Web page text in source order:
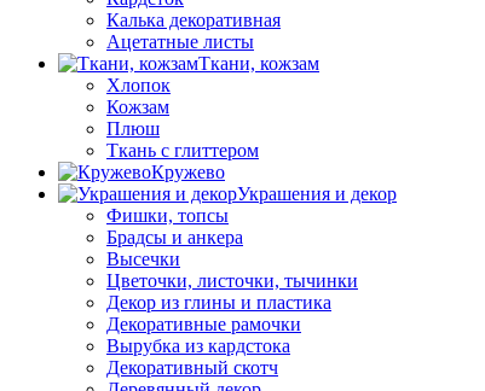
Калька декоративная
Ацетатные листы
Ткани, кожзам
Хлопок
Кожзам
Плюш
Ткань с глиттером
Кружево
Украшения и декор
Фишки, топсы
Брадсы и анкера
Высечки
Цветочки, листочки, тычинки
Декор из глины и пластика
Декоративные рамочки
Вырубка из кардстока
Декоративный скотч